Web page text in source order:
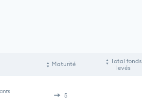
Maturité
Total fonds
levés
5